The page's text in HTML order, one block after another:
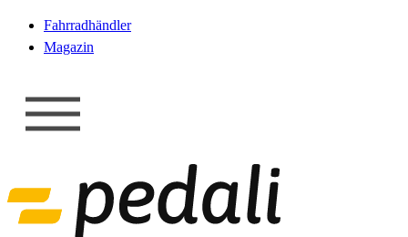
Fahrradhändler
Magazin